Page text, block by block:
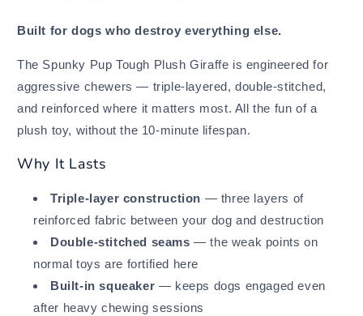
Chewers
Chewers
Built for dogs who destroy everything else.
The Spunky Pup Tough Plush Giraffe is engineered for
aggressive chewers — triple-layered, double-stitched,
and reinforced where it matters most. All the fun of a
plush toy, without the 10-minute lifespan.
Why It Lasts
Triple-layer construction — three layers of
reinforced fabric between your dog and destruction
Double-stitched seams — the weak points on
normal toys are fortified here
Built-in squeaker — keeps dogs engaged even
after heavy chewing sessions